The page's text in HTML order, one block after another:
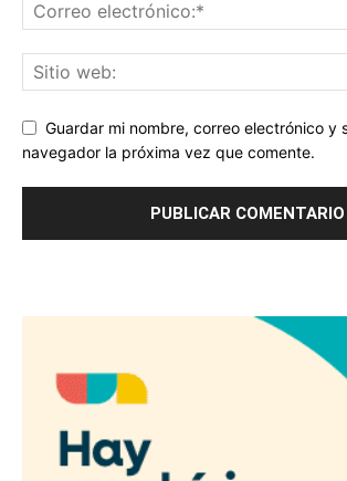
Guardar mi nombre, correo electrónico y
navegador la próxima vez que comente.